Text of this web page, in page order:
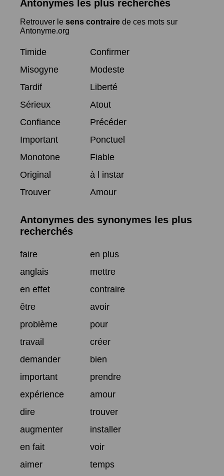
Antonymes les plus recherchés
Retrouver le sens contraire de ces mots sur
Antonyme.org
Timide
Confirmer
Misogyne
Modeste
Tardif
Liberté
Sérieux
Atout
Confiance
Précéder
Important
Ponctuel
Monotone
Fiable
Original
à l instar
Trouver
Amour
Antonymes des synonymes les plus
recherchés
faire
en plus
anglais
mettre
en effet
contraire
être
avoir
problème
pour
travail
créer
demander
bien
important
prendre
expérience
amour
dire
trouver
augmenter
installer
en fait
voir
aimer
temps